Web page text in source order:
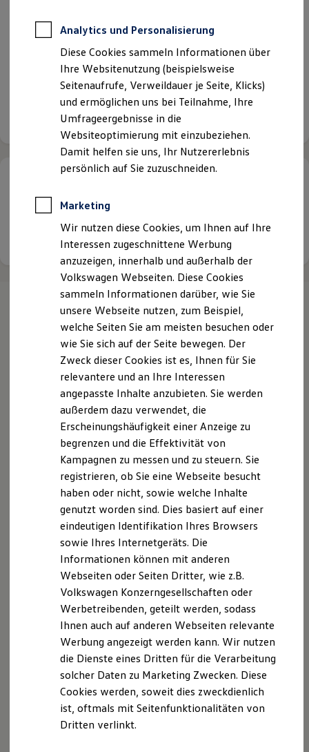
Professional Class bei Volkswagen
Behörden
Direktkunden
Sonderfahrzeuge
Anpfiff zum Gewinn
Elektromobilität
Elektroautos
ID. Tutorials
Elektrofahrzeugkonzepte
ID. EVERY1
Reichweite
Rekuperation
Laden unterwegs
Laden Zuhause
Ladestationen finden
Ladezeitensimulator
Batterie
Sicherheit
Nachhaltigkeit
Technologie
Kosten und Kauf
Kaufoptionen
E-Auto-Förderung
Software und Konnektivität
Die ID. Software 6
ID. Software Versionen und Updates
Digitale Extras
Schnittstellen zu Ihrem ID.
Hybridautos
Marke und Erlebnis
Volkswagen R und R Experience
R-Modelle
R Experience
Driving Experience
Volkswagen entdecken
Werkbesichtigung
Lifestyle Shop
T-Roc Kollektion
Golf Kollektion
ID. Kollektion
Volkswagen Kollektion
R-Kollektion
GTI Kollektion
Fußball Drop
we drive football
#wedriveproud
Besitzer und Service
Software Updates
Service und Ersatzteile
Heiß begehrt. Kühl kalkuliert.
Ihr Traumauto? Heiß begehrt. Ihre Leasingrate? Eiskalt
Details ansehen
Ihr Mobilitätsdienstleister vom
nach Franken
Details ansehen
Ihrenächsten
Schritte
Probefahrt vereinbaren
Fahrzeugangebot anfordern
Servicetermin buchen
Serviceanfrage stellen
Analytics und Personalisierung
Diese Cookies sammeln Informationen über
Ihre Websitenutzung (beispielsweise
Seitenaufrufe, Verweildauer je Seite, Klicks)
und ermöglichen uns bei Teilnahme, Ihre
Umfrageergebnisse in die
Websiteoptimierung mit einzubeziehen.
Damit helfen sie uns, Ihr Nutzererlebnis
persönlich auf Sie zuzuschneiden.
Marketing
Wir nutzen diese Cookies, um Ihnen auf Ihre
Interessen zugeschnittene Werbung
anzuzeigen, innerhalb und außerhalb der
Volkswagen Webseiten. Diese Cookies
sammeln Informationen darüber, wie Sie
unsere Webseite nutzen, zum Beispiel,
welche Seiten Sie am meisten besuchen oder
wie Sie sich auf der Seite bewegen. Der
Zweck dieser Cookies ist es, Ihnen für Sie
relevantere und an Ihre Interessen
angepasste Inhalte anzubieten. Sie werden
außerdem dazu verwendet, die
Erscheinungshäufigkeit einer Anzeige zu
begrenzen und die Effektivität von
Kampagnen zu messen und zu steuern. Sie
registrieren, ob Sie eine Webseite besucht
haben oder nicht, sowie welche Inhalte
genutzt worden sind. Dies basiert auf einer
eindeutigen Identifikation Ihres Browsers
sowie Ihres Internetgeräts. Die
Informationen können mit anderen
Webseiten oder Seiten Dritter, wie z.B.
Volkswagen Konzerngesellschaften oder
Werbetreibenden, geteilt werden, sodass
Ihnen auch auf anderen Webseiten relevante
Werbung angezeigt werden kann. Wir nutzen
die Dienste eines Dritten für die Verarbeitung
solcher Daten zu Marketing Zwecken. Diese
Cookies werden, soweit dies zweckdienlich
ist, oftmals mit Seitenfunktionalitäten von
Dritten verlinkt.